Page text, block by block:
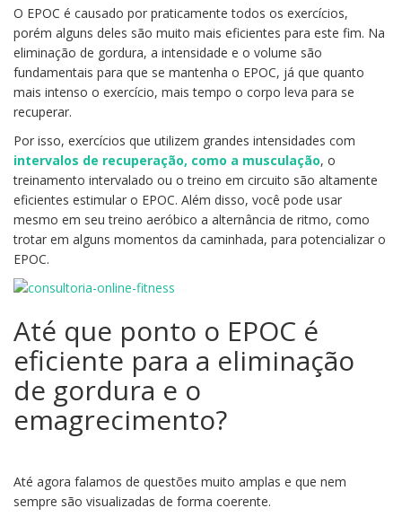
O EPOC é causado por praticamente todos os exercícios,
porém alguns deles são muito mais eficientes para este fim. Na
eliminação de gordura, a intensidade e o volume são
fundamentais para que se mantenha o EPOC, já que quanto
mais intenso o exercício, mais tempo o corpo leva para se
recuperar.
Por isso, exercícios que utilizem grandes intensidades com
intervalos de recuperação, como a musculação, o
treinamento intervalado ou o treino em circuito são altamente
eficientes estimular o EPOC. Além disso, você pode usar
mesmo em seu treino aeróbico a alternância de ritmo, como
trotar em alguns momentos da caminhada, para potencializar o
EPOC.
Até que ponto o EPOC é
eficiente para a eliminação
de gordura e o
emagrecimento?
Até agora falamos de questões muito amplas e que nem
sempre são visualizadas de forma coerente.